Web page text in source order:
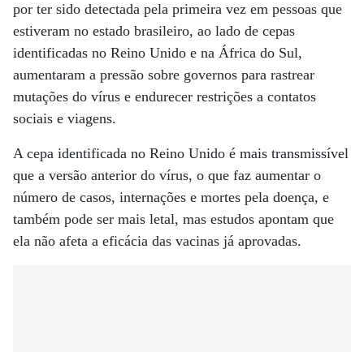
por ter sido detectada pela primeira vez em pessoas que
estiveram no estado brasileiro, ao lado de cepas
identificadas no Reino Unido e na África do Sul,
aumentaram a pressão sobre governos para rastrear
mutações do vírus e endurecer restrições a contatos
sociais e viagens.
A cepa identificada no Reino Unido é mais transmissível
que a versão anterior do vírus, o que faz aumentar o
número de casos, internações e mortes pela doença, e
também pode ser mais letal, mas estudos apontam que
ela não afeta a eficácia das vacinas já aprovadas.